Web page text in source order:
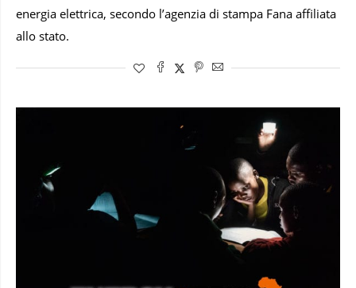
energia elettrica, secondo l’agenzia di stampa Fana affiliata
allo stato.